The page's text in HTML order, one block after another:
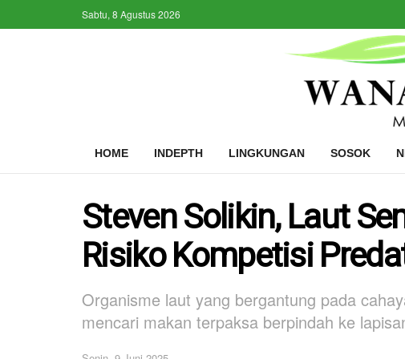
Sabtu, 8 Agustus 2026
HOME INDEPTH LINGKUNGAN SOSOK
Steven Solikin, Laut
Risiko Kompetisi
Organisme laut yang bergantung pada
mencari makan terpaksa berpindah ke